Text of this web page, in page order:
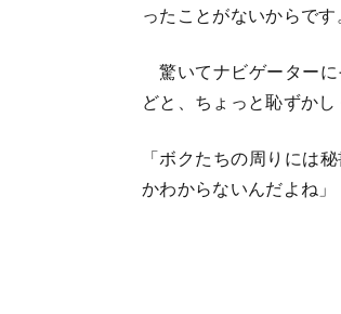
ったことがないからです。
驚いてナビゲーター
どと、ちょっと恥ずか
「ボクたちの周りには
かわからないんだよね」